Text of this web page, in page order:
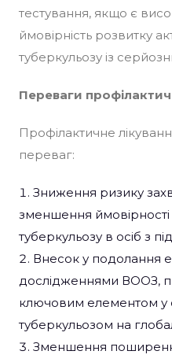
тестування, якщо є
ймовірність розвитку
туберкульозу із
Переваги
Профілактичне
переваг:
Зниження ризику
зменшення
туберкульозу в осіб з
Внесок у подолання
дослідженнями ВООЗ,
ключовим елементом у
туберкульозом на
Зменшення